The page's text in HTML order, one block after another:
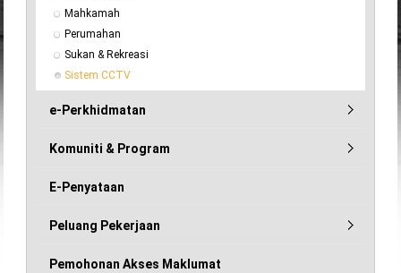
Mahkamah
Perumahan
Sukan & Rekreasi
Sistem CCTV
e-Perkhidmatan
Komuniti & Program
E-Penyataan
Peluang Pekerjaan
Pemohonan Akses Maklumat